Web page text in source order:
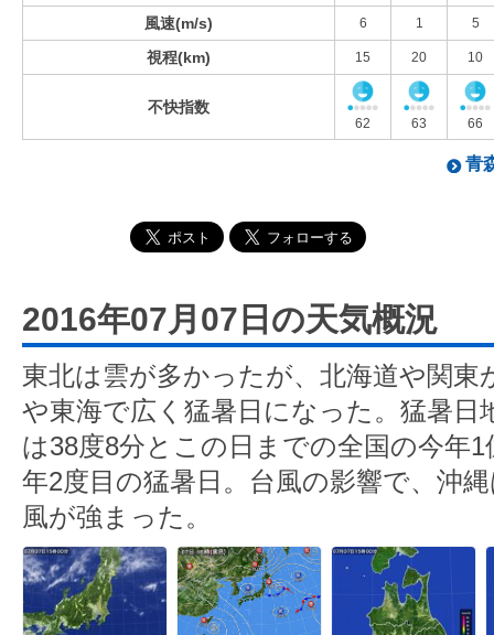
風速(m/s) 6 1 5
視程(km) 15 20 10
不快指数
62 63 66
青
2016年07月07日の天気概況
東北は雲が多かったが、北海道や関東
や東海で広く猛暑日になった。猛暑日
は38度8分とこの日までの全国の今年
年2度目の猛暑日。台風の影響で、沖
風が強まった。